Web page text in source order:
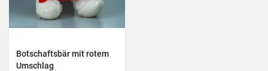
Botschaftsbär mit rotem
Umschlag